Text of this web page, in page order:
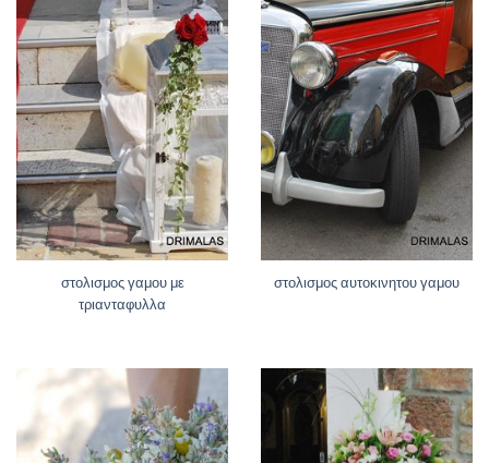
στολισμος γαμου με
τριανταφυλλα
στολισμος αυτοκινητου γαμου